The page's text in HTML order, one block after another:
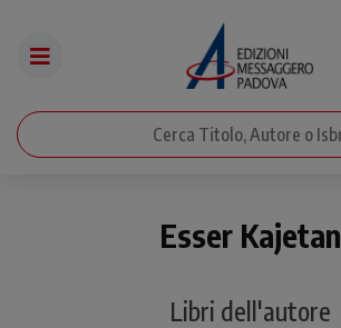
Esser Kajetan
Libri dell'autore